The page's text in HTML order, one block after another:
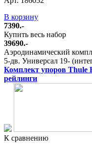
В корзину
7390.-
Купить весь набор
39690.-
Аэродинамический
5-дв. Универсал 19-
Комплект упоров Thule
рейлинги
К сравнению